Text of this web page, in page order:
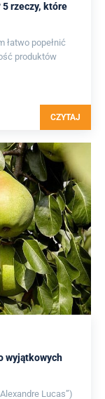
5 rzeczy, które
łatwo popełnić
produktów
CZYTAJ
wyjątkowych
Lucas”)